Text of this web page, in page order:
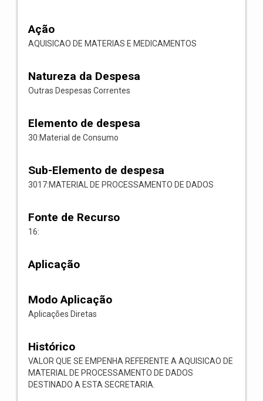
Ação
AQUISICAO DE MATERIAS E MEDICAMENTOS
Natureza da Despesa
Outras Despesas Correntes
Elemento de despesa
30:Material de Consumo
Sub-Elemento de despesa
3017:MATERIAL DE PROCESSAMENTO DE DADOS
Fonte de Recurso
16:
Aplicação
Modo Aplicação
Aplicações Diretas
Histórico
VALOR QUE SE EMPENHA REFERENTE A AQUISICAO DE
MATERIAL DE PROCESSAMENTO DE DADOS
DESTINADO A ESTA SECRETARIA.